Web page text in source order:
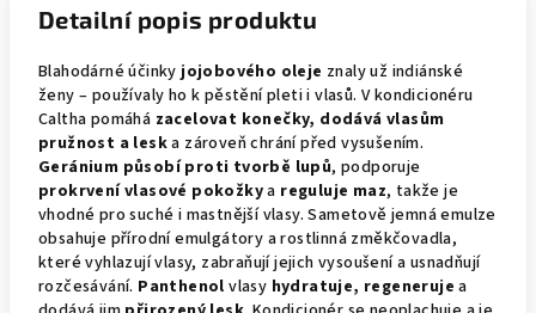
Detailní popis produktu
Blahodárné účinkyjojobového oleje znaly už indiánské
ženy – používaly ho k pěstění pleti i vlasů. V kondicionéru
Caltha pomáhá zacelovat konečky, dodává vlasům
pružnost a leska zároveň chrání před vysušením.
Geránium působí proti tvorbě lupů, podporuje
prokrvení vlasové pokožkya reguluje maz, takže je
vhodné pro suché i mastnější vlasy. Sametově jemná emulze
obsahuje přírodní emulgátory a rostlinná změkčovadla,
které vyhlazují vlasy, zabraňují jejich vysoušení a usnadňují
rozčesávání. Panthenol vlasy hydratuje, regeneruje a